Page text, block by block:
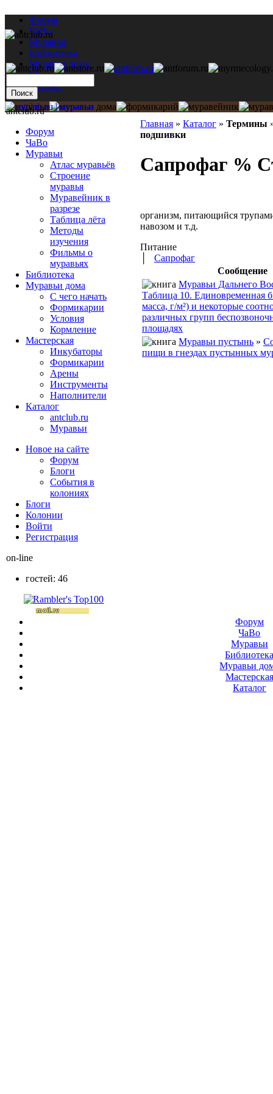
Форум
ЧаВо
Муравьи
Библиотека
Муравьи дома
Мастерская
Каталог
Главная » Каталог » Термины
подшивки
Сапрофаг %
организм, питающийся
навозом и т.д.
Питание
Сапрофаг
Сообщение
Муравьи Дальнего
Таблица 10. Eдиновременная
масса, г/м²) и некоторые
различных групп
площадях
Муравьи пустынь »
пищи в гнездах пустынных
antclub.ru
Форум
ЧаВо
Муравьи
Атлас муравьёв
Строение
муравья
Муравейник в
разрезе
Таблица лёта
Методы
изучения
Фильмы о
муравьях
Библиотека
Муравьи дома
С чего начать
Формикарии
Условия
Кормление
Мастерская
Инкубаторы
Формикарии
Арены
Инструменты
Наполнители
Каталог
antclub.ru
Муравьи
Новое на сайте
Форум
Блоги
События в
колониях
Блоги
Колонии
Войти
Peгиcтpaция
on-line
гостей: 46
Форум
ЧаВо
Муравьи
Муравьи
Мастерская
Каталог